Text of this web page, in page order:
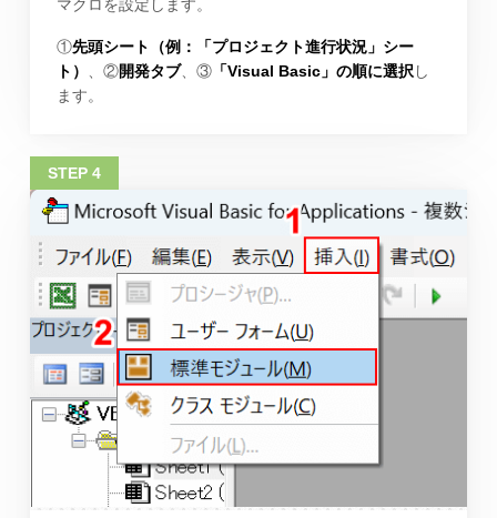
マクロを設定します。
①先頭シート（例：「プロジェクト進行状況」シー
ト） 、②開発タブ、③「Visual Basic」の順に選択し
ます。